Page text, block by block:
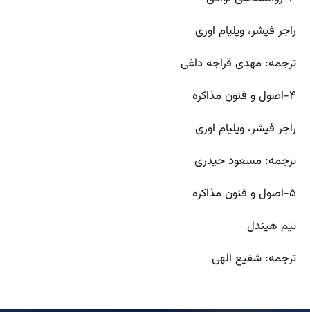
راجر فیشر، ویلیام اوری
ترجمه: مهدی قراجه داغی
۴-اصول و فنون مذاکره
راجر فیشر، ویلیام اوری
ترجمه: مسعود حیدری
۵-اصول و فنون مذاکره
تیم هیندل
ترجمه: شفیع الهی